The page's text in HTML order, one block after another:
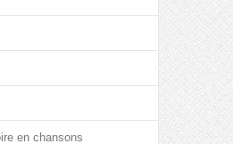
en chansons